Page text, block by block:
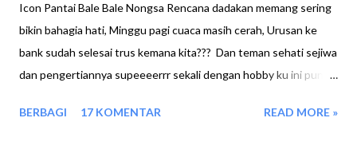
Icon Pantai Bale Bale Nongsa Rencana dadakan memang sering
bikin bahagia hati, Minggu pagi cuaca masih cerah, Urusan ke
bank sudah selesai trus kemana kita??? Dan teman sehati sejiwa
dan pengertiannya supeeeerrr sekali dengan hobby ku ini pun
Sembari menunjukkan petanya.. kujawab belom pernah dan baru
BERBAGI 17 KOMENTAR READ MORE »